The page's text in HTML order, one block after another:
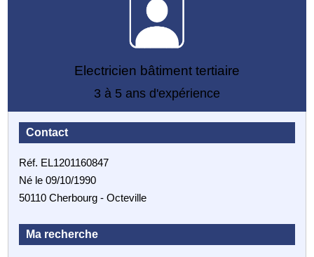
Electricien bâtiment tertiaire
3 à 5 ans d'expérience
Contact
Réf. EL1201160847
Né le 09/10/1990
50110 Cherbourg - Octeville
Ma recherche